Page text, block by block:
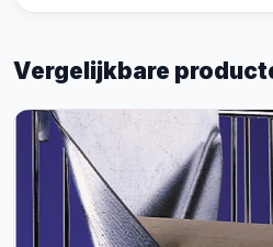
Vergelijkbare